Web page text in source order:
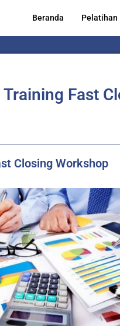
Beranda Pelatihan
Training Fast
Closing Workshop